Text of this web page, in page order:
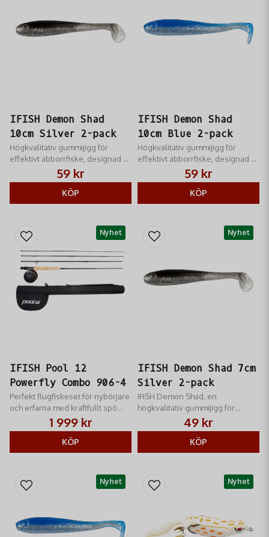
IFISH Demon Shad
10cm Silver 2-pack
Högkvalitativ gummijigg för
effektivt abborrfiske, designad av
59 kr
KÖP
IFISH Demon Shad
10cm Blue 2-pack
Högkvalitativ gummijigg för
effektivt abborrfiske, designad av
Niklas Lures. Levereras med
jigghuvud i zink.
59 kr
KÖP
IFISH Pool 12
Powerfly Combo 906-4
Perfekt flugfiskeset för nybörjare
och erfarna med kraftfullt spö
och justerbar rulle.
1 999 kr
KÖP
Nyhet
IFISH Demon Shad 7cm
Silver 2-pack
IFISH Demon Shad, en
högkvalitativ gummijigg för
abborrfiske, designad av Niklas
Lures. Levereras med
49 kr
KÖP
Nyhet
Nyhet Nyhet